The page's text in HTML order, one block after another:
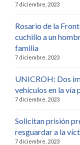
7 diciembre, 2023
Rosario de la
cuchillo a un
familia
7 diciembre, 2023
UNICROH: Dos
vehículos en la vía
7 diciembre, 2023
Solicitan prisión
resguardar a la
7 diciembre, 2023